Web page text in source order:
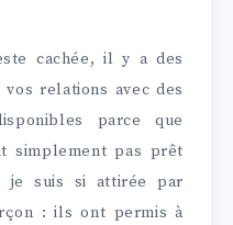
cachée, il y a des
vos relations avec des
parce que
simplement pas prêt
je suis si attirée par
: ils ont permis à